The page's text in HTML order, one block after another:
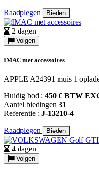
Raadplegen Bieden
2 dagen
Volgen
IMAC met accessoires
APPLE A24391 muis 1
Huidig bod : 450 € BTW
Aantel biedingen 31
Referentie : J-13210-4
Raadplegen Bieden
4 dagen
Volgen